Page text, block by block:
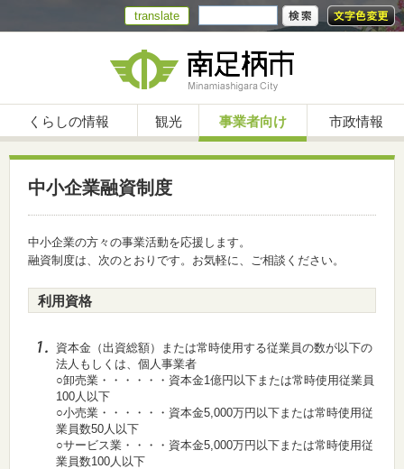
translate
くらしの情報 観光 事業者向け 市政情報
中小企業融資制度
中小企業の方々の事業活動を応援します。
融資制度は、次のとおりです。お気軽に、ご相談ください。
利用資格
資本金（出資総額）または常時使用する従業員の数が以下の
法人もしくは、個人事業者
○卸売業・・・・・・資本金1億円以下または常時使用従業員
100人以下
○小売業・・・・・・資本金5,000万円以下または常時使用従
業員数50人以下
○サービス業・・・・資本金5,000万円以下または常時使用従
業員数100人以下